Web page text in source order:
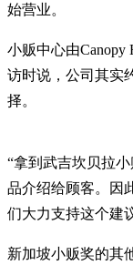
始营业。
小贩中心由Canopy
访时说，公司其实
择。
“拿到武吉坎贝拉
品介绍给顾客。因
们大力支持这个建
新加坡小贩奖的其